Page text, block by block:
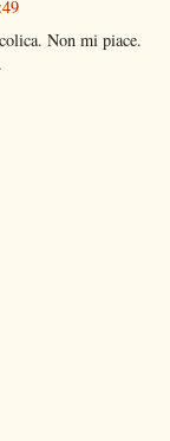
Non mi piace.